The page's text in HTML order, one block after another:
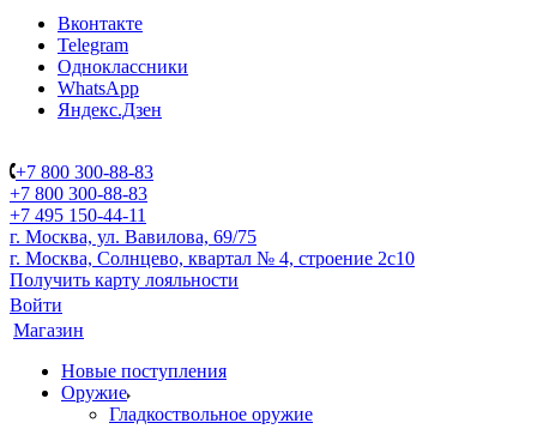
Вконтакте
Telegram
Одноклассники
WhatsApp
Яндекс.Дзен
+7 800 300-88-83
+7 800 300-88-83
+7 495 150-44-11
г. Москва, ул. Вавилова, 69/75
г. Москва, Солнцево, квартал № 4, строение 2с10
Получить карту лояльности
Войти
Магазин
Новые поступления
Оружие
Гладкоствольное оружие